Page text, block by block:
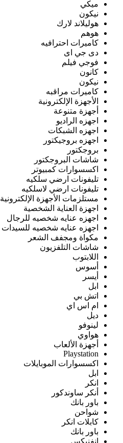
ميكي
نيكون
هوليلاند لارك
هوهم
كاميرات احترافيه
دى جي اى
فوجي فيلم
كانون
نيكون
كاميرات مراقبه
الأجهزة الإلكترونية
أجهزة متنوعة
اجهزه الراديو
اجهزه الشبكات
اجهزه بروجيكتور
بروجكتور
شاشات البروجكتور
اكسسوارات كمبيوتر
تليفونات ارضي سلكيه
تليفونات ارضي لاسلكيه
مستلزمات الأجهزة الإلكترونية
اجهزة العناية الشخصية
اجهزه عنايه شخصيه للرجال
اجهزه عنايه شخصيه للسيدات
مكواة ومجفف الشعر
شاشات التلفزيون
اللابتوب
أسوس
أيسر
ابل
اتش بي
ام اس اي
ديل
لينوفو
هواوي
أجهزة الألعاب
Playstation
اكسسوارات الموبايلات
ابل
انكر
أنكر ساوندكور
باور بانك
شواحن
كابلات انكر
باور بانك